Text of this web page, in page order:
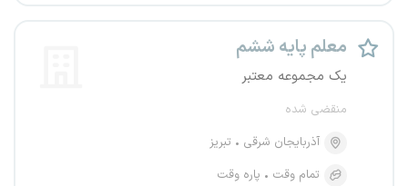
معلم پایه ششم
یک مجموعه معتبر
منقضی شده
آذربایجان شرقی
تبریز
تمام وقت
پاره وقت